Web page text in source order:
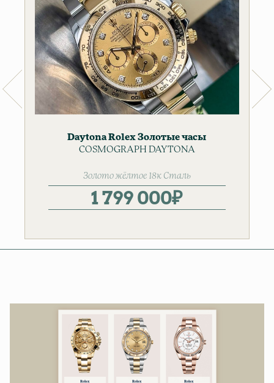
Daytona Rolex Золотые часы
Мужские часы
COSMOGRAPH DAYTONA
Золото жёлтое 18к Сталь
1 799 000₽